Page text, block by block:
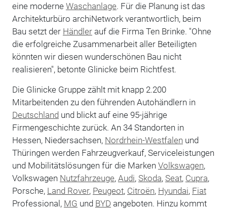
eine moderne Waschanlage. Für die Planung ist das
Architekturbüro archiNetwork verantwortlich, beim
Bau setzt der Händlerauf die Firma Ten Brinke. "Ohne
die erfolgreiche Zusammenarbeit aller Beteiligten
könnten wir diesen wunderschönen Bau nicht
realisieren", betonte Glinicke beim Richtfest.
Die Glinicke Gruppe zählt mit knapp 2.200
Mitarbeitenden zu den führenden Autohändlern in
Deutschland und blickt auf eine 95-jährige
Firmengeschichte zurück. An 34 Standorten in
Hessen, Niedersachsen, Nordrhein-Westfalen und
Thüringen werden Fahrzeugverkauf, Serviceleistungen
und Mobilitätslösungen für die Marken Volkswagen,
Volkswagen Nutzfahrzeuge, Audi, Skoda, Seat, Cupra,
Porsche, Land Rover, Peugeot, Citroën, Hyundai, Fiat
Professional, MG und BYD angeboten. Hinzu kommt